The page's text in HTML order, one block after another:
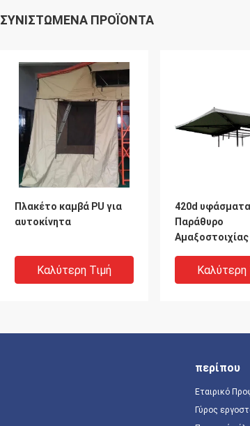
ΣΥΝΙΣΤΏΜΕΝΑ ΠΡΟΪΌΝΤΑ
Πλακέτο καμβά PU για
αυτοκίνητα
Καλύτερη Τιμή
420d
Παράθυρο
Αμαξοστοιχίας
Καλύτερη
περίπου
Εταιρικό
Γύρος